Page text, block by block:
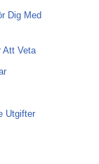
Dig Med
Att Veta
Utgifter